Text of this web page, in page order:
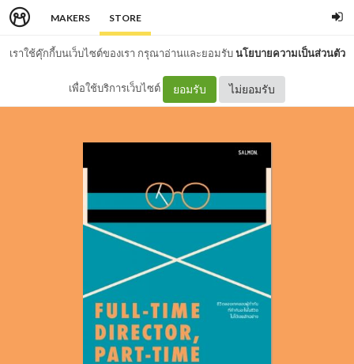
MAKERS STORE
เราใช้คุ๊กกี้บนเว็บไซต์ของเรา กรุณาอ่านและยอมรับนโยบายความเป็นส่วนตัว
เพื่อใช้บริการเว็บไซต์ ยอมรับ ไม่ยอมรับ